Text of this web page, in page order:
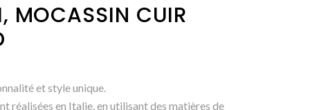
MOCASSIN CUIR
et style unique.
réalisées en Italie, en utilisant des matières de